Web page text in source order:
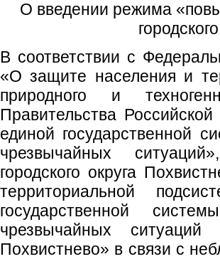
О введении режима
В соответствии с
«О защите населения и
природного и
Правительства
единой государственной
чрезвычайных
городского округа
территориальной
государственной
чрезвычайных ситуаций
Похвистнево» в связи с